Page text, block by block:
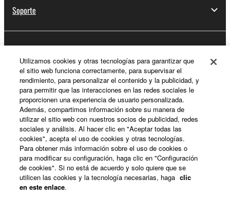
Soporte
Acerca de Yamaha
España - Spanish
Empresa
Utilizamos cookies y otras tecnologías para garantizar que
el sitio web funciona correctamente, para supervisar el
rendimiento, para personalizar el contenido y la publicidad, y
para permitir que las interacciones en las redes sociales le
proporcionen una experiencia de usuario personalizada.
Además, compartimos información sobre su manera de
utilizar el sitio web con nuestros socios de publicidad, redes
sociales y análisis. Al hacer clic en "Aceptar todas las
cookies", acepta el uso de cookies y otras tecnologías.
Para obtener más información sobre el uso de cookies o
para modificar su configuración, haga clic en "Configuración
de cookies". Si no está de acuerdo y solo quiere que se
utilicen las cookies y la tecnología necesarias, haga clic
en este enlace.